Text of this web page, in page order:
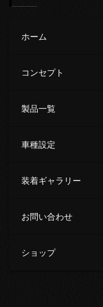
ホーム
コンセプト
製品一覧
車種設定
装着ギャラリー
お問い合わせ
ショップ